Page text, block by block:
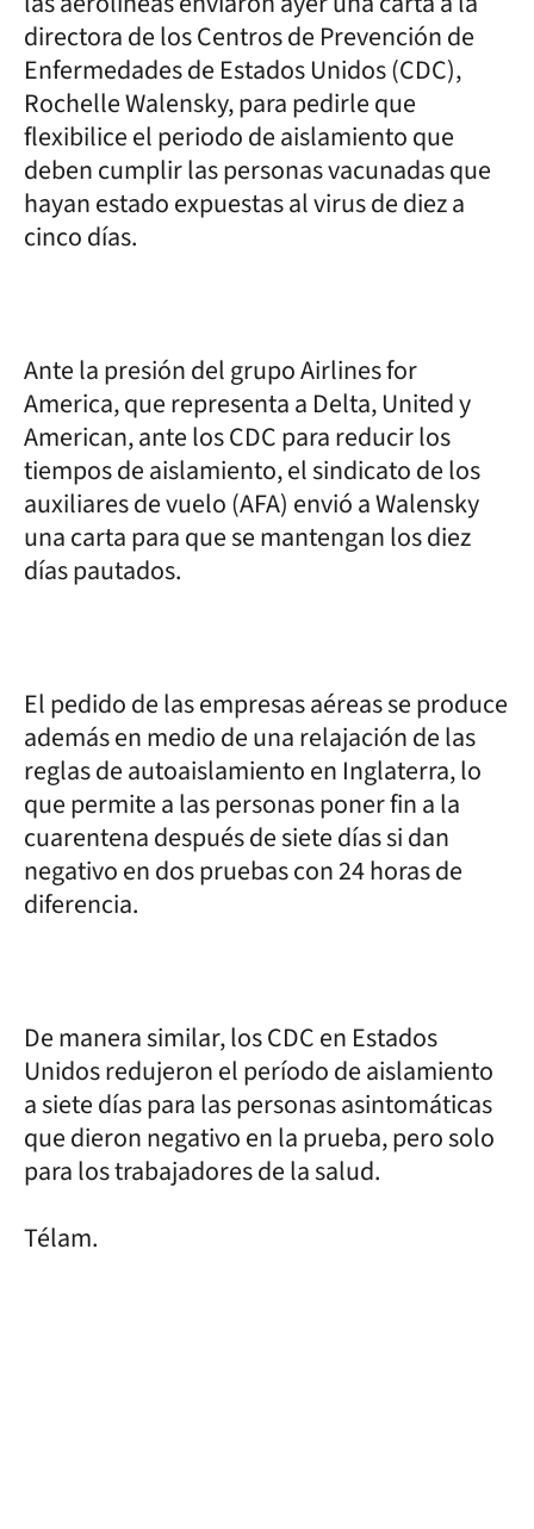
directora de los Centros de Prevención de
Enfermedades de Estados Unidos (CDC),
Rochelle Walensky, para pedirle que
flexibilice el periodo de aislamiento que
deben cumplir las personas vacunadas que
hayan estado expuestas al virus de diez a
cinco días.
Ante la presión del grupo Airlines for
America, que representa a Delta, United y
American, ante los CDC para reducir los
tiempos de aislamiento, el sindicato de los
auxiliares de vuelo (AFA) envió a Walensky
una carta para que se mantengan los diez
días pautados.
El pedido de las empresas aéreas se produce
además en medio de una relajación de las
reglas de autoaislamiento en Inglaterra, lo
que permite a las personas poner fin a la
cuarentena después de siete días si dan
negativo en dos pruebas con 24 horas de
diferencia.
De manera similar, los CDC en Estados
Unidos redujeron el período de aislamiento
a siete días para las personas asintomáticas
que dieron negativo en la prueba, pero solo
para los trabajadores de la salud.
Télam.